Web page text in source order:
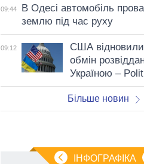
09:44
В Одесі автомобіль
землю під час руху
09:12
США відновили
обмін
Україною –
Більше новин
ІНФОГРАФІКА